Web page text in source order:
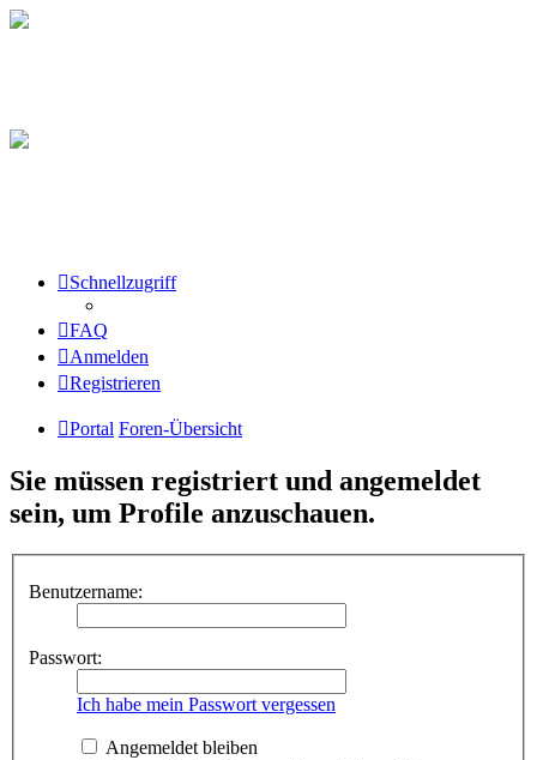
Schnellzugriff
FAQ
Anmelden
Registrieren
Portal Foren-Übersicht
Sie müssen registriert und angemeldet
sein, um Profile anzuschauen.
Benutzername:
Passwort:
Ich habe mein Passwort vergessen
Angemeldet bleiben